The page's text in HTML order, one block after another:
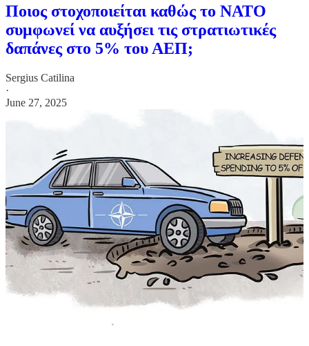
Ποιος στοχοποιείται καθώς το ΝΑΤΟ
συμφωνεί να αυξήσει τις στρατιωτικές
δαπάνες στο 5% του ΑΕΠ;
Sergius Catilina
·
June 27, 2025